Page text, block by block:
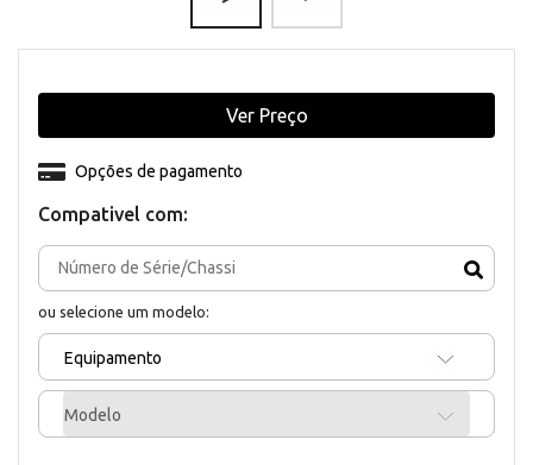
Compativel com:
ou selecione um modelo:
Equipamento
Modelo
Opções de pagamento
Ver Preço